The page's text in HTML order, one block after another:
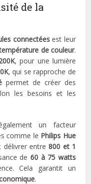
de la
connectéesest leur
de couleur.
, pour une lumière
, qui se rapproche de
permet de créer des
les besoins et les
un facteur
comme le Philips Hue
délivrer entre 800 et 1
de 60 à 75 watts
Cela garantit un
.